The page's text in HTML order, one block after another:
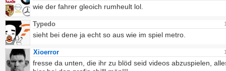
wie der fahrer gleoich rumheult lol.
Typedo
sieht bei dene ja echt so aus wie im spiel metro.
Xioerror
fresse da unten, die ihr zu blöd seid videos abzuspielen,